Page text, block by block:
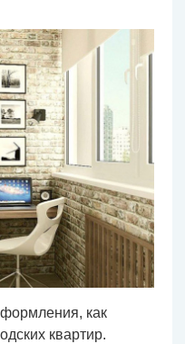
как
квартир.